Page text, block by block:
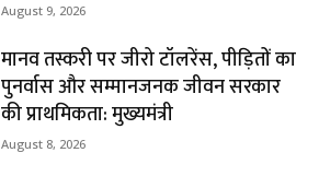
August 9, 2026
मानव तस्करी पर जीरो टॉलरेंस, पीड़ितों का
पुनर्वास और सम्मानजनक जीवन सरकार
की प्राथमिकता: मुख्यमंत्री
August 8, 2026